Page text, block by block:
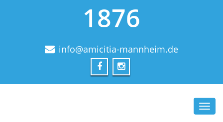
1876
info@amicitia-mannheim.de